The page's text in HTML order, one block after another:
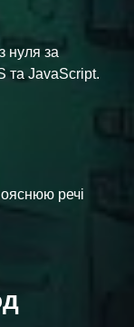
нуля за
та JavaScript.
речі